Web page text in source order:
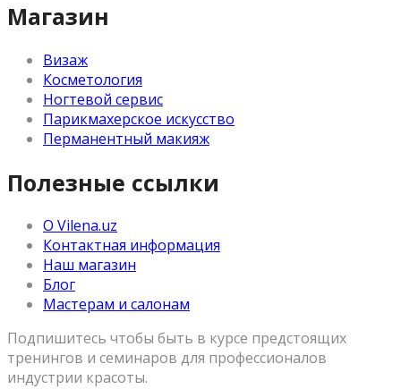
Магазин
Визаж
Косметология
Ногтевой сервис
Парикмахерское искусство
Перманентный макияж
Полезные ссылки
О Vilena.uz
Контактная информация
Наш магазин
Блог
Мастерам и салонам
Подпишитесь чтобы быть в курсе предстоящих
тренингов и семинаров для профессионалов
индустрии красоты.